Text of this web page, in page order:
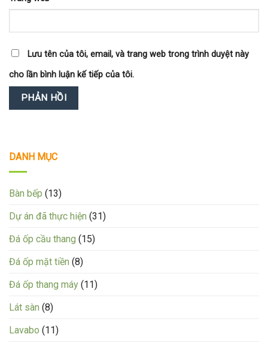
Lưu tên của tôi, email, và trang web trong trình duyệt này
cho lần bình luận kế tiếp của tôi.
DANH MỤC
Bàn bếp (13)
Dự án đã thực hiện (31)
Đá ốp cầu thang (15)
Đá ốp mặt tiền (8)
Đá ốp thang máy (11)
Lát sàn (8)
Lavabo (11)